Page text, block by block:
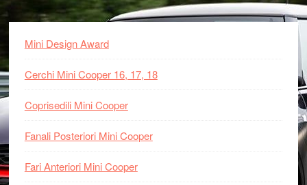
Footer
Mini Design Award
Cerchi Mini Cooper 16, 17, 18
Coprisedili Mini Cooper
Fanali Posteriori Mini Cooper
Fari Anteriori Mini Cooper